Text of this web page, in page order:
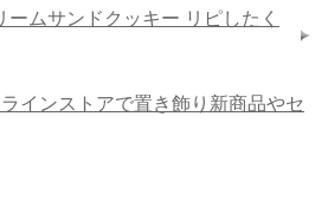
ムサンドクッキー リピしたく
インストアで置き飾り新商品やセ